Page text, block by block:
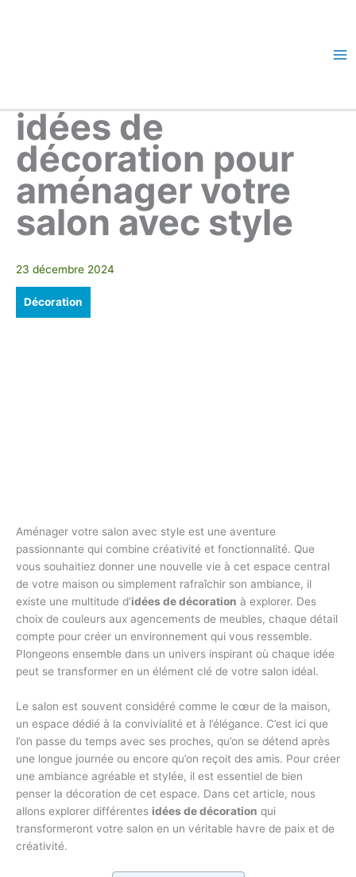
idées de
décoration pour
aménager votre
salon avec style
23 décembre 2024
Décoration
Aménager votre salon avec style est une aventure
passionnante qui combine créativité et fonctionnalité. Que
vous souhaitiez donner une nouvelle vie à cet espace central
de votre maison ou simplement rafraîchir son ambiance, il
existe une multitude d’idées de décoration à explorer. Des
choix de couleurs aux agencements de meubles, chaque détail
compte pour créer un environnement qui vous ressemble.
Plongeons ensemble dans un univers inspirant où chaque idée
peut se transformer en un élément clé de votre salon idéal.
Le salon est souvent considéré comme le cœur de la maison,
un espace dédié à la convivialité et à l’élégance. C’est ici que
l’on passe du temps avec ses proches, qu’on se détend après
une longue journée ou encore qu’on reçoit des amis. Pour créer
une ambiance agréable et stylée, il est essentiel de bien
penser la décoration de cet espace. Dans cet article, nous
allons explorer différentes idées de décoration qui
transformeront votre salon en un véritable havre de paix et de
créativité.